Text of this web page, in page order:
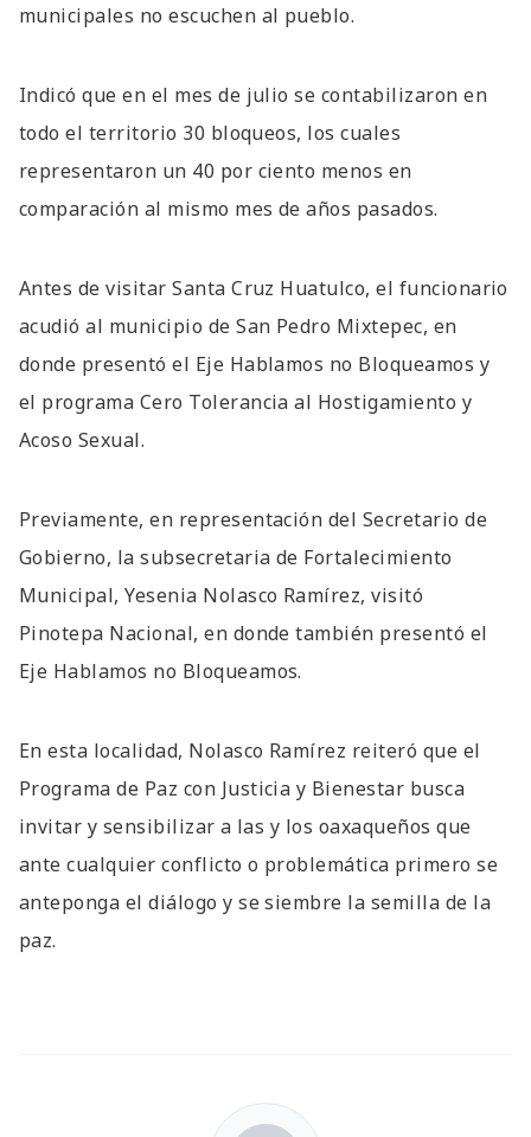
municipales no escuchen al pueblo.
Indicó que en el mes de julio se contabilizaron en
todo el territorio 30 bloqueos, los cuales
representaron un 40 por ciento menos en
comparación al mismo mes de años pasados.
Antes de visitar Santa Cruz Huatulco, el funcionario
acudió al municipio de San Pedro Mixtepec, en
donde presentó el Eje Hablamos no Bloqueamos y
el programa Cero Tolerancia al Hostigamiento y
Acoso Sexual.
Previamente, en representación del Secretario de
Gobierno, la subsecretaria de Fortalecimiento
Municipal, Yesenia Nolasco Ramírez, visitó
Pinotepa Nacional, en donde también presentó el
Eje Hablamos no Bloqueamos.
En esta localidad, Nolasco Ramírez reiteró que el
Programa de Paz con Justicia y Bienestar busca
invitar y sensibilizar a las y los oaxaqueños que
ante cualquier conflicto o problemática primero se
anteponga el diálogo y se siembre la semilla de la
paz.